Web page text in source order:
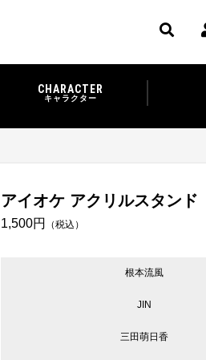
CHARACTER
キャラクター
アイオケ アクリルスタンド
1,500円 （税込）
根本流風
JIN
三田萌日香